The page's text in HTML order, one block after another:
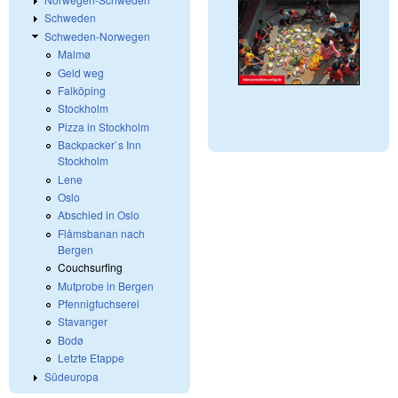
Schweden
Schweden-Norwegen
Malmø
Geld weg
Falköping
Stockholm
Pizza in Stockholm
Backpacker`s Inn
Stockholm
Lene
Oslo
Abschied in Oslo
Flåmsbanan nach
Bergen
Couchsurfing
Mutprobe in Bergen
Pfennigfuchserei
Stavanger
Bodø
Letzte Etappe
Südeuropa